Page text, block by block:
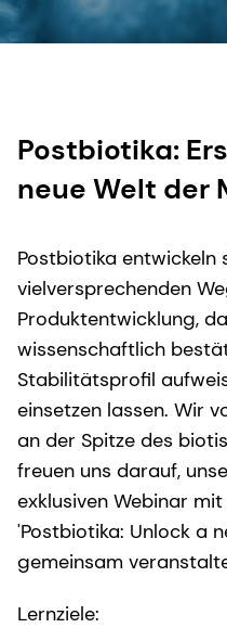
Postbiotika:
neue Welt der
Postbiotika entwickeln
vielversprechenden
Produktentwicklung,
wissenschaftlich
Stabilitätsprofil
einsetzen lassen. Wir
an der Spitze des
freuen uns darauf,
exklusiven Webinar mit
'Postbiotika: Unlock a
gemeinsam
Lernziele: